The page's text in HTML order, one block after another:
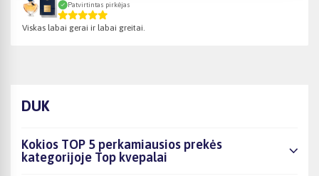
Patvirtintas pirkėjas
Viskas labai gerai ir labai greitai.
DUK
Kokios TOP 5 perkamiausios prekės
kategorijoje Top kvepalai